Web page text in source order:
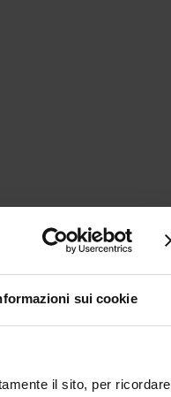
sui cookie
il sito, per ricordare